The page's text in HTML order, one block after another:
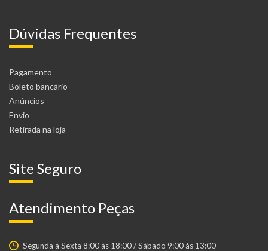
Dúvidas Frequentes
Pagamento
Boleto bancário
Anúncios
Envio
Retirada na loja
Site Seguro
Atendimento Peças
Segunda à Sexta 8:00 às 18:00 / Sábado 9:00 às 13:00